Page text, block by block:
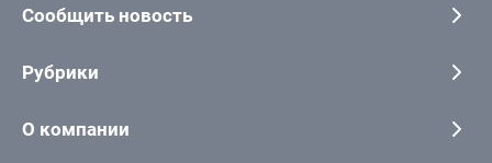
Сообщить новость
Рубрики
О компании